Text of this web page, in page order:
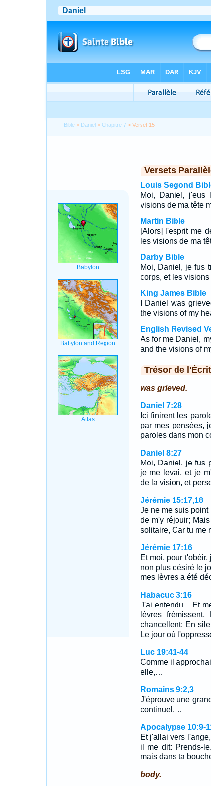
Bible > Daniel >Chapitre 7 > Verset 15
Versets
Louis Segond
Moi, Daniel, j'eus
visions de ma tête
Martin Bible
[Alors] l'esprit me
les visions de ma
Darby Bible
Moi, Daniel, je fus
corps, et les visions
King James Bible
I Daniel was
the visions of my
English Revised
As for me Daniel,
and the visions of
Trésor de
was grieved.
Daniel 7:28
Ici finirent les
par mes pensées,
paroles dans mon
Daniel 8:27
Moi, Daniel, je fus
je me levai, et je
de la vision, et
Jérémie 15:17,18
Je ne me suis
de m'y réjouir;
solitaire, Car tu me
Jérémie 17:16
Et moi, pour
non plus désiré le
mes lèvres a été
Habacuc 3:16
J'ai entendu... Et
lèvres
chancellent: En
Le jour où
Luc 19:41-44
Comme il
elle,…
Romains 9:2,3
J'éprouve une
continuel.…
Apocalypse 10:9-
Et j'allai vers
il me dit: Prends-
mais dans ta
body.